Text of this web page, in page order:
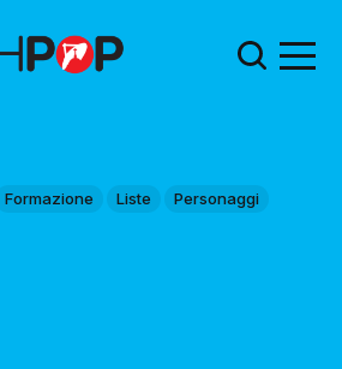
Formazione Liste
Personaggi